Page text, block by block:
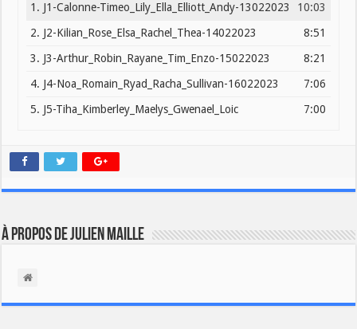
1. J1-Calonne-Timeo_Lily_Ella_Elliott_Andy-13022023
10:03
2. J2-Kilian_Rose_Elsa_Rachel_Thea-14022023
8:51
3. J3-Arthur_Robin_Rayane_Tim_Enzo-15022023
8:21
4. J4-Noa_Romain_Ryad_Racha_Sullivan-16022023
7:06
5. J5-Tiha_Kimberley_Maelys_Gwenael_Loic 7:00
À propos de Julien Maille